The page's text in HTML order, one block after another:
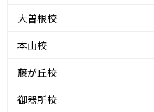
大曽根校
本山校
藤が丘校
御器所校